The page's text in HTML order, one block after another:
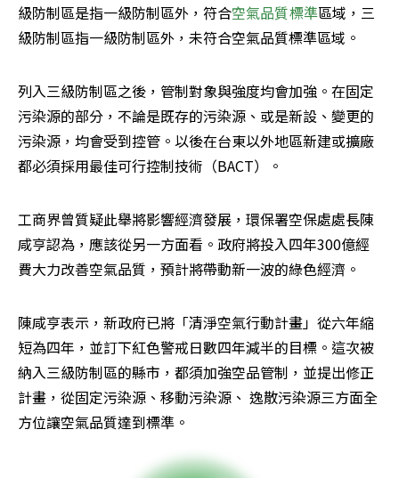
級防制區是指一級防制區外，符合空氣品質標準區域，三
級防制區指一級防制區外，未符合空氣品質標準區域。
列入三級防制區之後，管制對象與強度均會加強。在固定
污染源的部分，不論是既存的污染源、或是新設、變更的
污染源，均會受到控管。以後在台東以外地區新建或擴廠
都必須採用最佳可行控制技術（BACT）。
工商界曾質疑此舉將影響經濟發展，環保署空保處處長陳
咸亨認為，應該從另一方面看。政府將投入四年300億經
費大力改善空氣品質，預計將帶動新一波的綠色經濟。
陳咸亨表示，新政府已將「清淨空氣行動計畫」從六年縮
短為四年，並訂下紅色警戒日數四年減半的目標。這次被
納入三級防制區的縣市，都須加強空品管制，並提出修正
計畫，從固定污染源、移動污染源、 逸散污染源三方面全
方位讓空氣品質達到標準。